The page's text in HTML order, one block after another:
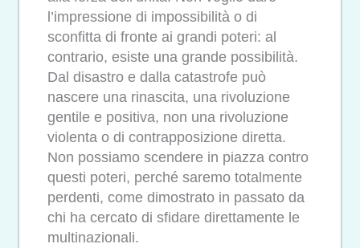
l’impressione di impossibilità o di
sconfitta di fronte ai grandi poteri: al
contrario, esiste una grande possibilità.
Dal disastro e dalla catastrofe può
nascere una rinascita, una rivoluzione
gentile e positiva, non una rivoluzione
violenta o di contrapposizione diretta.
Non possiamo scendere in piazza contro
questi poteri, perché saremo totalmente
perdenti, come dimostrato in passato da
chi ha cercato di sfidare direttamente le
multinazionali.